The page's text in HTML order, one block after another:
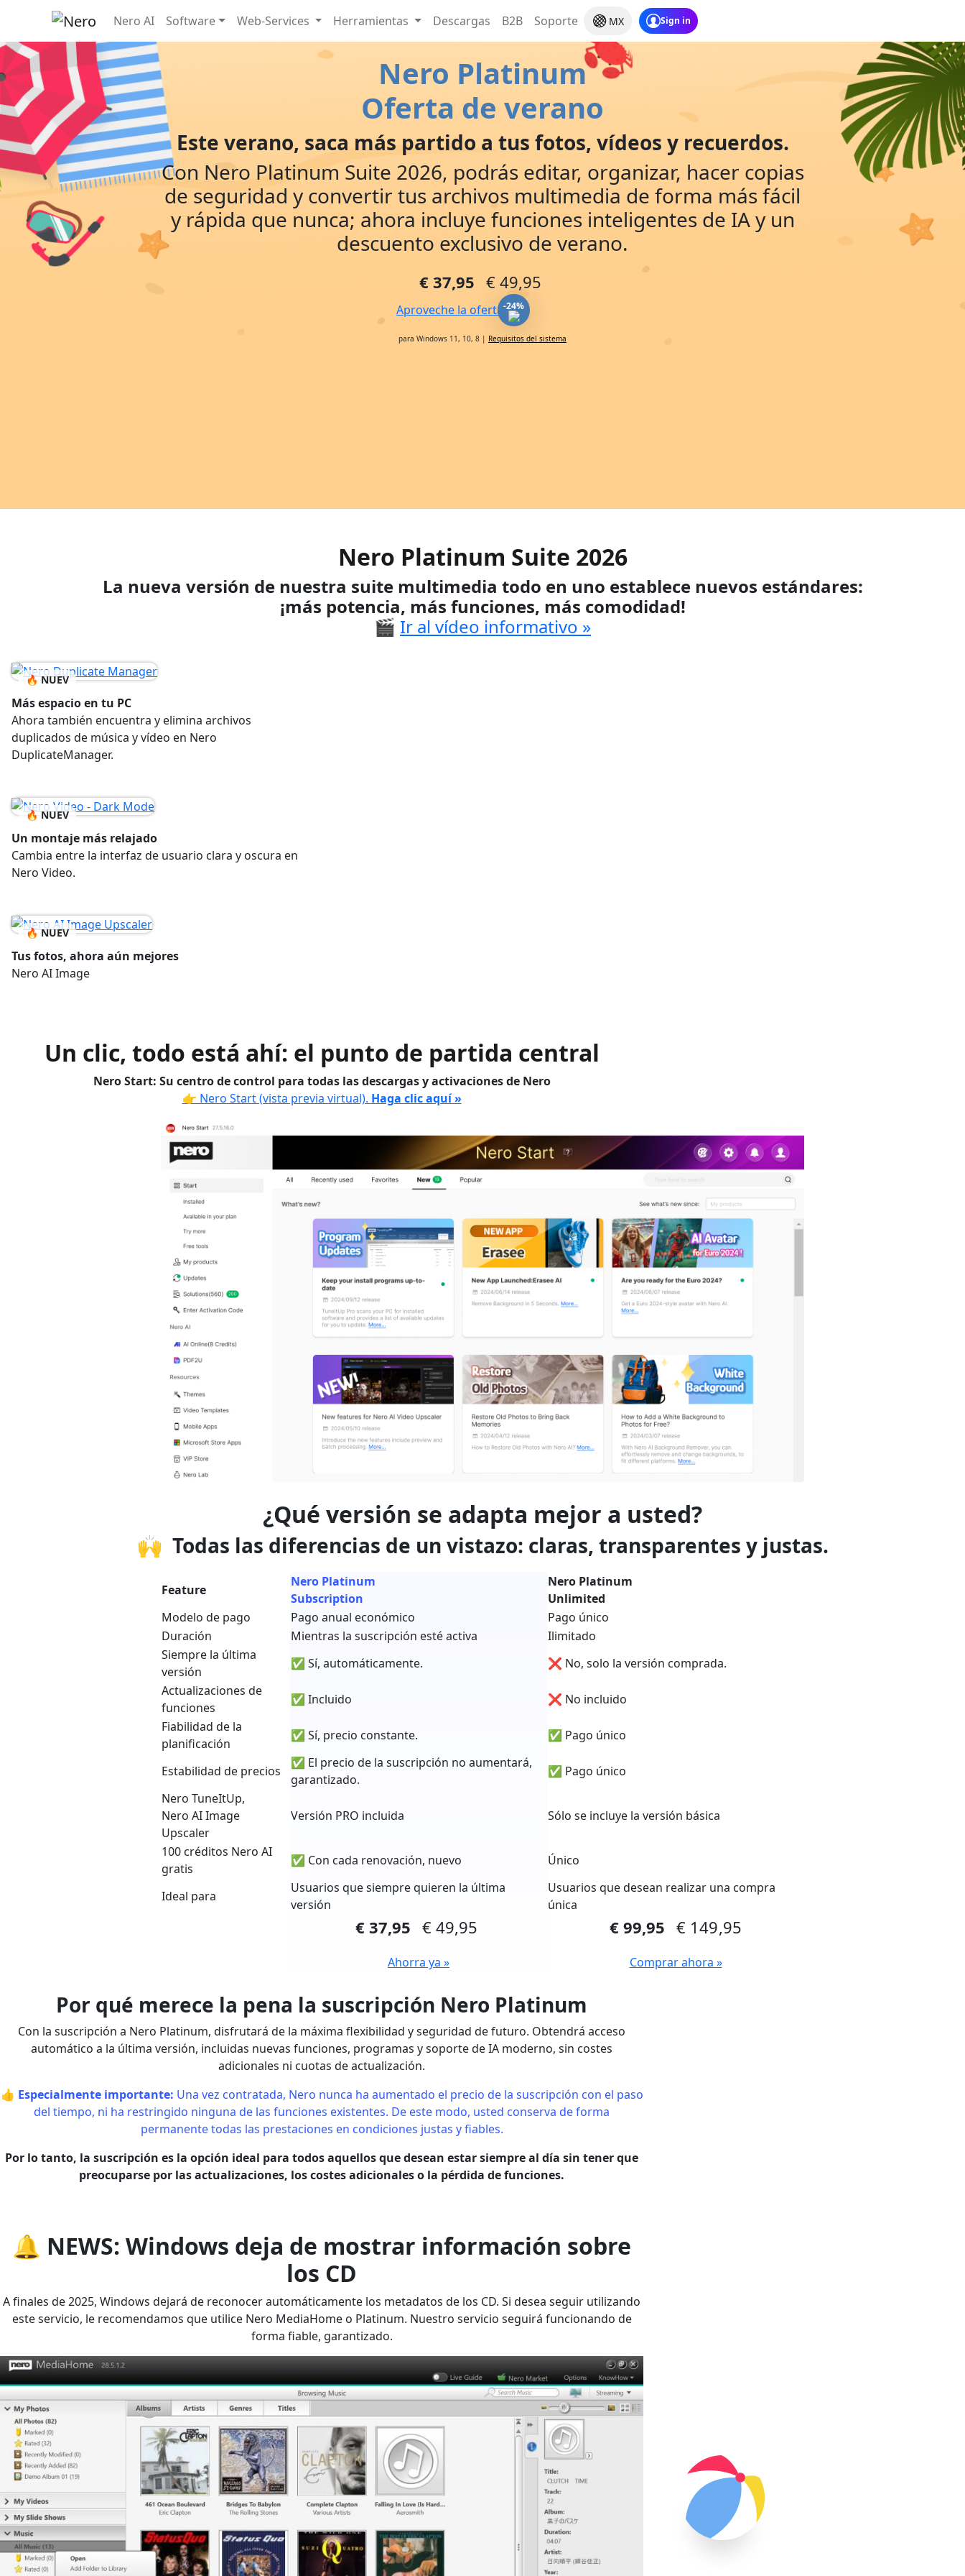
Nero AI Software Web-Services Herramientas Descargas B2B Soporte MX
Nero Platinum
Oferta de verano
Este verano, saca más partido a tus fotos, vídeos y recuerdos.
Con Nero Platinum Suite 2026, podrás editar, organizar, hacer copias
de seguridad y convertir tus archivos multimedia de forma más fácil
y rápida que nunca; ahora incluye funciones inteligentes de IA y un
descuento exclusivo de verano.
€ 37,95 € 49,95
Aproveche la oferta »-24%
para Windows 11, 10, 8 | Requisitos del sistema
Nero Platinum Suite 2026
La nueva versión de nuestra suite multimedia todo en uno establece nuevos estándares:
¡más potencia, más funciones, más comodidad!
🎬 Ir al vídeo informativo »
🔥 NUEV
Más espacio en tu PC
Ahora también encuentra y elimina archivos
duplicados de música y vídeo en Nero
DuplicateManager.
🔥 NUEV
Un montaje más relajado
Cambia entre la interfaz de usuario clara y oscura en
Nero Video.
🔥 NUEV
Tus fotos, ahora aún mejores
Nero AI Image
Un clic, todo está ahí: el punto de partida central
Nero Start: Su centro de control para todas las descargas y activaciones de Nero
👉 Nero Start (vista previa virtual). Haga clic aquí »
¿Qué versión se adapta mejor a usted?
🙌 Todas las diferencias de un vistazo: claras, transparentes y justas.
Feature
Nero Platinum
Subscription
Nero Platinum
Unlimited
Modelo de pago
Pago anual económico
Pago único
Duración
Mientras la suscripción esté activa
Ilimitado
Siempre la última
versión
✅ Sí, automáticamente.
❌ No, solo la versión comprada.
Actualizaciones de
funciones
✅ Incluido
❌ No incluido
Fiabilidad de la
planificación
✅ Sí, precio constante. ✅ Pago único
Estabilidad de precios
✅ El precio de la suscripción no aumentará,
garantizado.
✅ Pago único
Nero TuneItUp,
Nero AI Image
Upscaler
Versión PRO incluida Sólo se incluye la versión básica
100 créditos Nero AI
gratis
✅ Con cada renovación, nuevo Único
Ideal para
Usuarios que siempre quieren la última
versión
Usuarios que desean realizar una compra
única
€ 37,95 € 49,95
Ahorra ya »
€ 99,95 € 149,95
Comprar ahora »
Por qué merece la pena la suscripción Nero Platinum
Con la suscripción a Nero Platinum, disfrutará de la máxima flexibilidad y seguridad de futuro. Obtendrá acceso
automático a la última versión, incluidas nuevas funciones, programas y soporte de IA moderno, sin costes
adicionales ni cuotas de actualización.
👍 Especialmente importante: Una vez contratada, Nero nunca ha aumentado el precio de la suscripción con el paso
del tiempo, ni ha restringido ninguna de las funciones existentes. De este modo, usted conserva de forma
permanente todas las prestaciones en condiciones justas y fiables.
Por lo tanto, la suscripción es la opción ideal para todos aquellos que desean estar siempre al día sin tener que
preocuparse por las actualizaciones, los costes adicionales o la pérdida de funciones.
🔔 NEWS: Windows deja de mostrar información sobre
los CD
A finales de 2025, Windows dejará de reconocer automáticamente los metadatos de los CD. Si desea seguir utilizando
este servicio, le recomendamos que utilice Nero MediaHome o Platinum. Nuestro servicio seguirá funcionando de
forma fiable, garantizado.